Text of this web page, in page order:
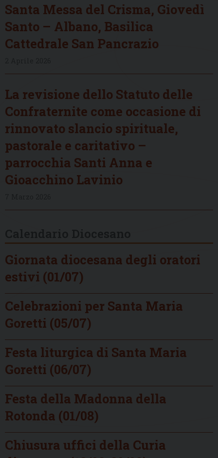
Santa Messa del Crisma, Giovedì
Santo – Albano, Basilica
Cattedrale San Pancrazio
La revisione dello Statuto delle
Confraternite come occasione di
rinnovato slancio spirituale,
pastorale e caritativo –
parrocchia Santi Anna e
Gioacchino Lavinio
Giornata diocesana degli oratori
estivi (01/07)
Celebrazioni per Santa Maria
Goretti (05/07)
Festa liturgica di Santa Maria
Goretti (06/07)
Festa della Madonna della
Rotonda (01/08)
Chiusura uffici della Curia